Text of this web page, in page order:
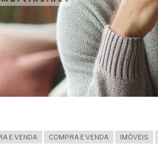
E VENDA COMPRA E VENDA IMÓVEIS